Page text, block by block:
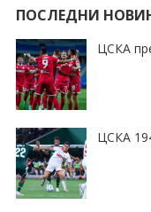
ПОСЛЕДНИ
ЦСКА
ЦСКА